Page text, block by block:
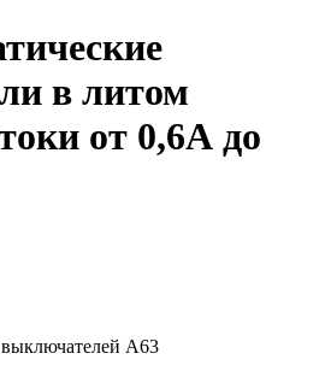
в литом
от 0,6А до
А63